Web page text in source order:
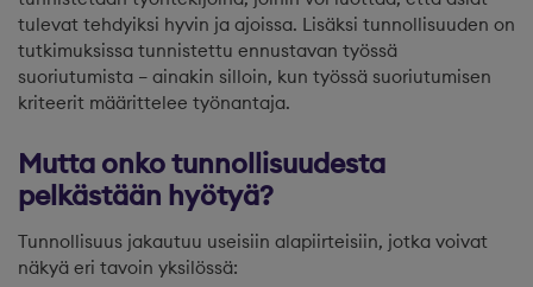
tulevat tehdyiksi hyvin ja ajoissa. Lisäksi tunnollisuuden on
tutkimuksissa tunnistettu ennustavan työssä
suoriutumista – ainakin silloin, kun työssä suoriutumisen
kriteerit määrittelee työnantaja.
Mutta onko tunnollisuudesta
pelkästään hyötyä?
Tunnollisuus jakautuu useisiin alapiirteisiin, jotka voivat
näkyä eri tavoin yksilössä: